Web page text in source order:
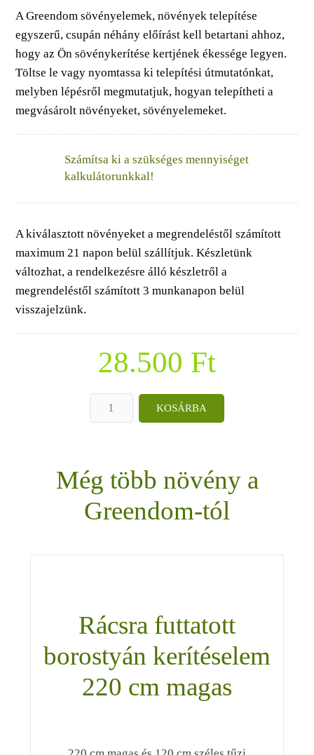
A Greendom sövényelemek, növények telepítése
egyszerű, csupán néhány előírást kell betartani ahhoz,
hogy az Ön sövénykerítése kertjének ékessége legyen.
Töltse le vagy nyomtassa ki telepítési útmutatónkat,
melyben lépésről megmutatjuk, hogyan telepítheti a
megvásárolt növényeket, sövényelemeket.
Számítsa ki a szükséges mennyiséget
kalkulátorunkkal!
A kiválasztott növényeket a megrendeléstől számított
maximum 21 napon belül szállítjuk. Készletünk
változhat, a rendelkezésre álló készletről a
megrendeléstől számított 3 munkanapon belül
visszajelzünk.
28.500 Ft
Még több növény a
Greendom-tól
Rácsra futtatott
borostyán kerítéselem
220 cm magas